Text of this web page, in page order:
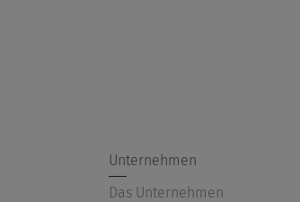
Unternehmen
Das Unternehmen